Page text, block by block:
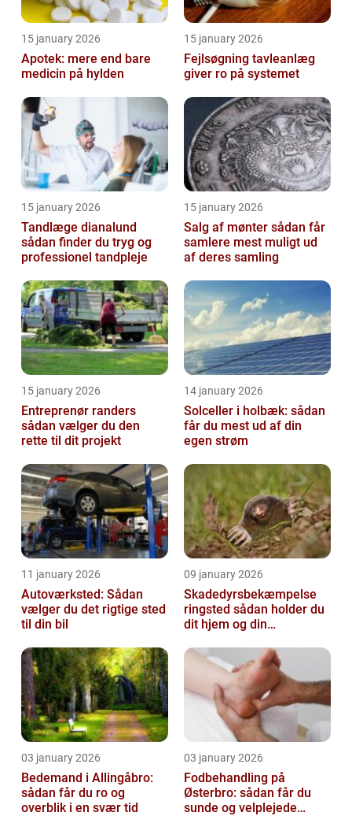
15 january 2026
Apotek: mere end bare
medicin på hylden
15 january 2026
Fejlsøgning tavleanlæg
giver ro på systemet
15 january 2026
Tandlæge dianalund
sådan finder du tryg og
professionel tandpleje
15 january 2026
Salg af mønter sådan får
samlere mest muligt ud
af deres samling
15 january 2026
Entreprenør randers
sådan vælger du den
rette til dit projekt
14 january 2026
Solceller i holbæk: sådan
får du mest ud af din
egen strøm
11 january 2026
Autoværksted: Sådan
vælger du det rigtige sted
til din bil
09 january 2026
Skadedyrsbekæmpelse
ringsted sådan holder du
dit hjem og din
gæster
03 january 2026
Bedemand i Allingåbro:
sådan får du ro og
overblik i en svær tid
03 january 2026
Fodbehandling på
Østerbro: sådan får du
sunde og velplejede